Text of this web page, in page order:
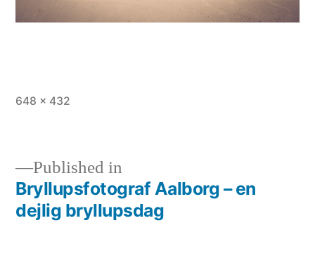
Full
648 × 432
Indlægsnavigation
Published in
Bryllupsfotograf Aalborg – en
dejlig bryllupsdag